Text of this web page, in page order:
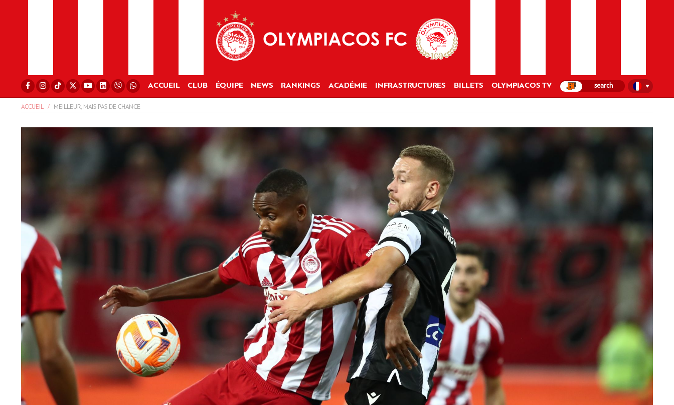
ACCUEIL CLUB ÉQUIPE NEWS RANKINGS ACADÉMIE INFRASTRUCTURES BILLETS OLYMPIACOS TV
ACCUEIL MEILLEUR, MAIS PAS DE CHANCE